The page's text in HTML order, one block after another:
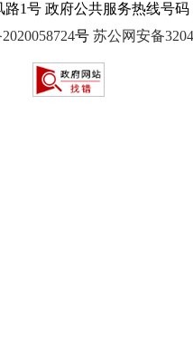
1号 政府公共服务热线号码
号 苏公网安备